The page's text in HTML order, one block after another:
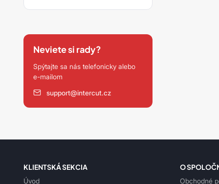
Neviete si rady?
Spýtajte sa nás telefonicky alebo
e-mailom
support@intercut.cz
KLIENTSKÁ SEKCIA
Úvod
O
Obchodné